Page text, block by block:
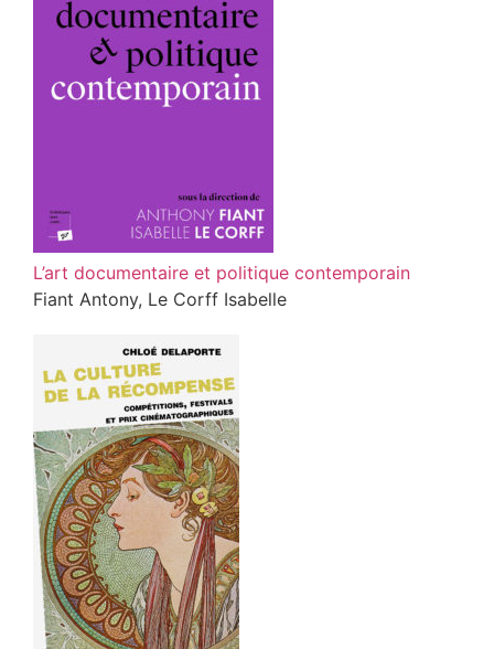
L’art documentaire et politique contemporain
Fiant Antony, Le Corff Isabelle